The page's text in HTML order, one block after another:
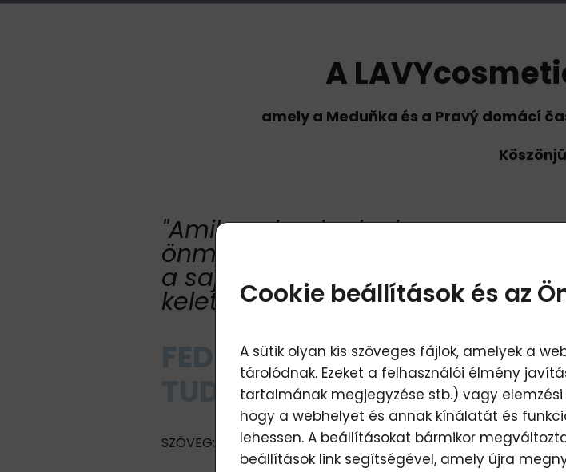
A
amely a Meduňka és a Pravý domácí
"Amikor elszakadunk
önmagunktól és letérünk
a saját utunkról, betegség
keletkezik..."
FEDEZD FEL A KVANTUM
TUDATOS KOZMETIKÁT
SZÖVEG: Michal és Adél a LAVYcosmetics.com-tól
Cookie beállítások és az
A sütik olyan kis szöveges fájlok, amelyek a
tárolódnak. Ezeket a felhasználói élmény
tartalmának megjegyzése stb.) vagy
hogy a webhelyet és annak kínálatát és
lehessen. A beállításokat bármikor
beállításoklink segítségével, amely újra